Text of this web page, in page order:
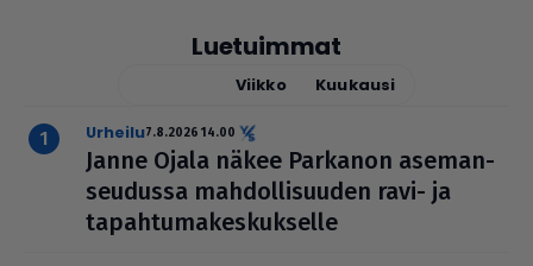
Luetuimmat
Viikko Kuukausi
urheilu7.8.2026 14.00
Janne Ojala näkee Parkanon ase­man­
seu­dussa mah­dol­li­suu­den ravi- ja
tapah­tu­ma­kes­kuk­selle